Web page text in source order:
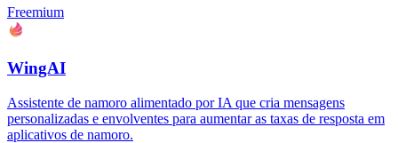
Freemium
WingAI
Assistente de namoro alimentado por IA que cria mensagens
personalizadas e envolventes para aumentar as taxas de resposta em
aplicativos de namoro.